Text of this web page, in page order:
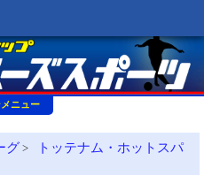
ニュー
グ >
トッテナム・ホットスパ